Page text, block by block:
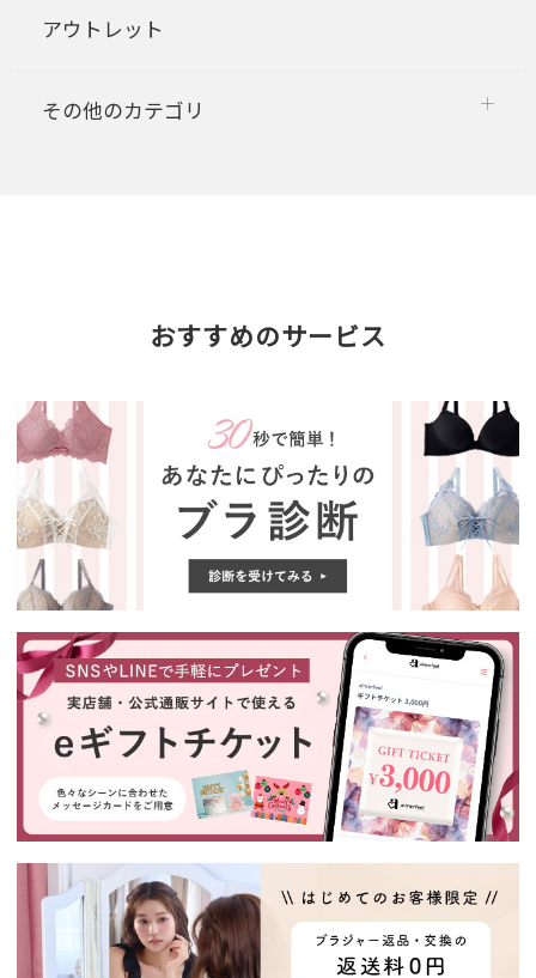
アウトレット
その他のカテゴリ
おすすめのサービス